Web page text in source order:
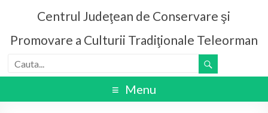
Centrul Judeţean de Conservare şi
Promovare a Culturii Tradiţionale Teleorman
Menu